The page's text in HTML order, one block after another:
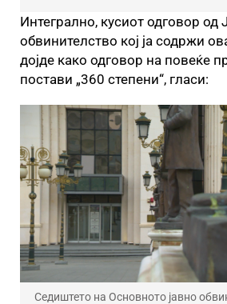
Интегрално, кусиот одговор од
обвинителство кој ја содржи
дојде како одговор на повеќе
постави „360 степени“, гласи:
Седиштето на Основното јавно